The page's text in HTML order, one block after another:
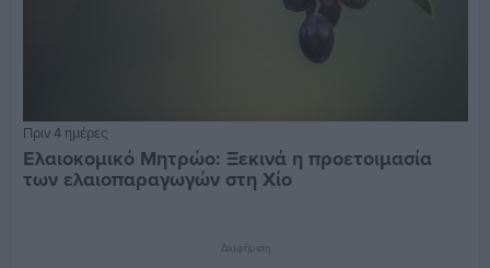
Πριν 4 ημέρες
Ελαιοκομικό Μητρώο: Ξεκινά η προετοιμασία
των ελαιοπαραγωγών στη Χίο
Διαφήμιση